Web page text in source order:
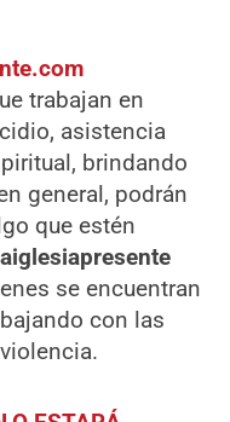
trabajan en
asistencia
brindando
general, podrán
que estén
se encuentran
con las